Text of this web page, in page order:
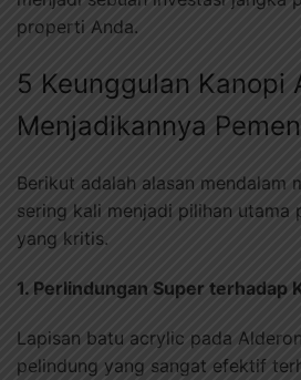
properti Anda.
5 Keunggulan Kanopi
Menjadikannya
Berikut adalah alasan mendalam
sering kali menjadi pilihan utama
yang kritis.
1. Perlindungan Super terhadap
Lapisan batu acrylic pada
pelindung yang sangat efektif